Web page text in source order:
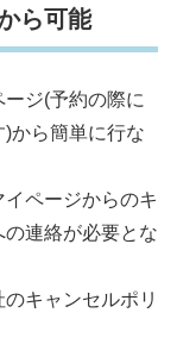
ら可能
ジ(予約の際に
から簡単に行な
ページからのキ
連絡が必要とな
キャンセルポリ